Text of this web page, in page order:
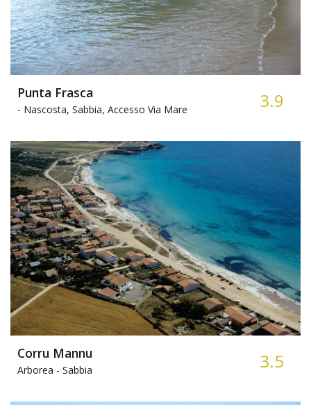
Punta Frasca
- Nascosta, Sabbia, Accesso Via Mare 3.9
Corru Mannu
Arborea - Sabbia 3.5